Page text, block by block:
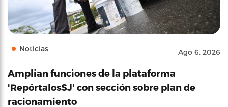
Noticias Ago 6, 2026
Amplian funciones de la plataforma
'RepórtalosSJ' con sección sobre plan de
racionamiento